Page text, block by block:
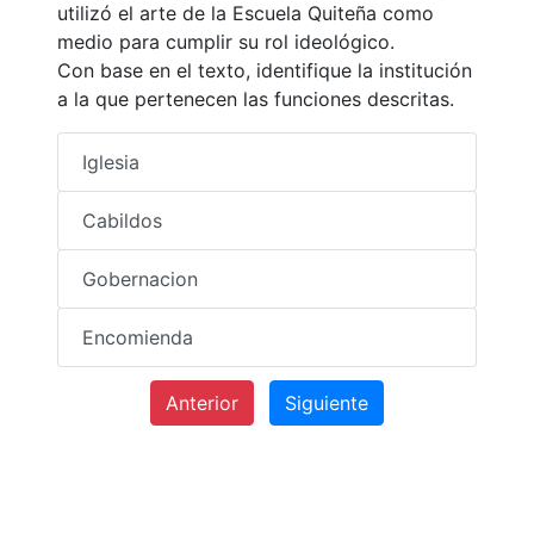
utilizó el arte de la Escuela Quiteña como
medio para cumplir su rol ideológico.
Con base en el texto, identifique la institución
a la que pertenecen las funciones descritas.
Iglesia
Cabildos
Gobernacion
Encomienda
Anterior Siguiente